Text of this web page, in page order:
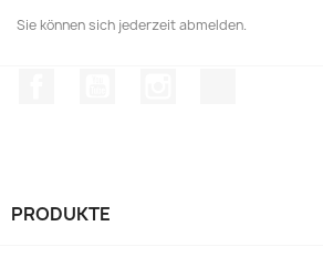
Sie können sich jederzeit abmelden.
PRODUKTE